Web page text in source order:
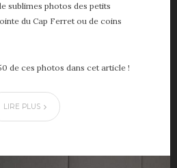
sublimes photos des petits
du Cap Ferret ou de coins
de ces photos dans cet article !
LIRE PLUS